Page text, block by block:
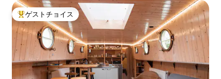
大好評のゲストチョイスです。
ゲストチョイス